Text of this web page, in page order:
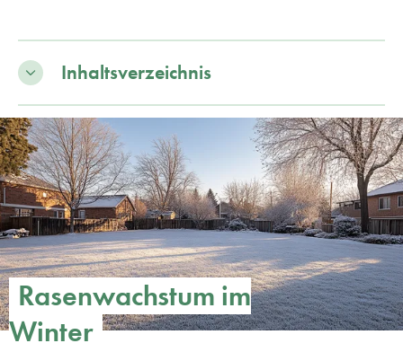
Inhaltsverzeichnis
Rasenwachstum im
Winter